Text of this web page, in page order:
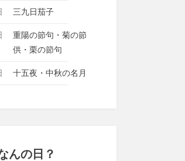
三九日茄子
重陽の節句・菊の節
供・栗の節句
十五夜・中秋の名月
んの日？